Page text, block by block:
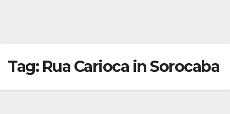
Tag: Rua Carioca in Sorocaba